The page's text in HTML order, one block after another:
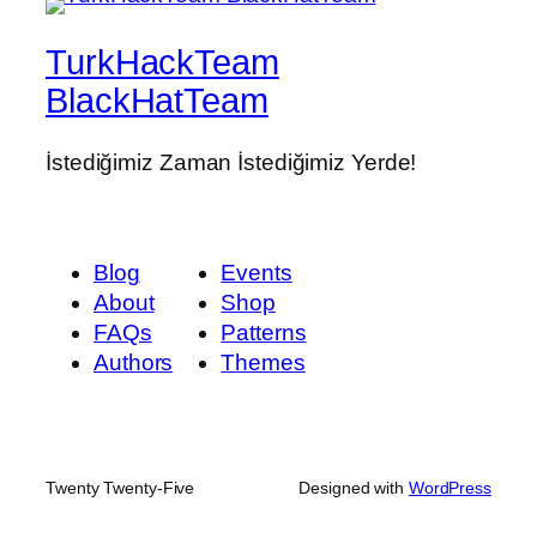
TurkHackTeam
BlackHatTeam
İstediğimiz Zaman İstediğimiz Yerde!
Blog
About
FAQs
Authors
Events
Shop
Patterns
Themes
Twenty Twenty-Five Designed with WordPress